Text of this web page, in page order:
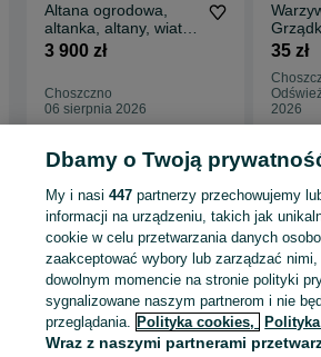
Altana ogrodowa,
altanka, altany, wiata
drewniana, pergola,
3 900 zł
Choszczno
06 sierpnia 2026
35 zł
2026
Altany i wiaty - Zachodniopomorskie Altany i
KATEGORIA
ID:659012050
Dbamy o Twoją
My i nasi447 partnerzy przechowujemy
informacji na urządzeniu, takich jak
cookie w celu przetwarzania danych
zaakceptować wybory lub zarządzać
dowolnym momencie na stronie polityki
sygnalizowane naszym partnerom i nie
przeglądania. Polityka cookies,
Wraz z naszymi partnerami